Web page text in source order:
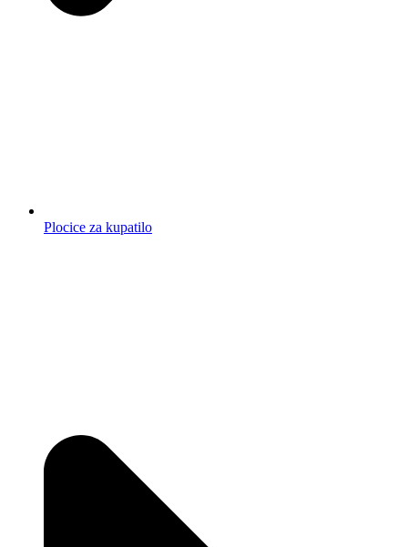
Plocice za kupatilo